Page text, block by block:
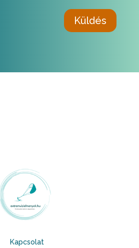
Küldés
Kapcsolat